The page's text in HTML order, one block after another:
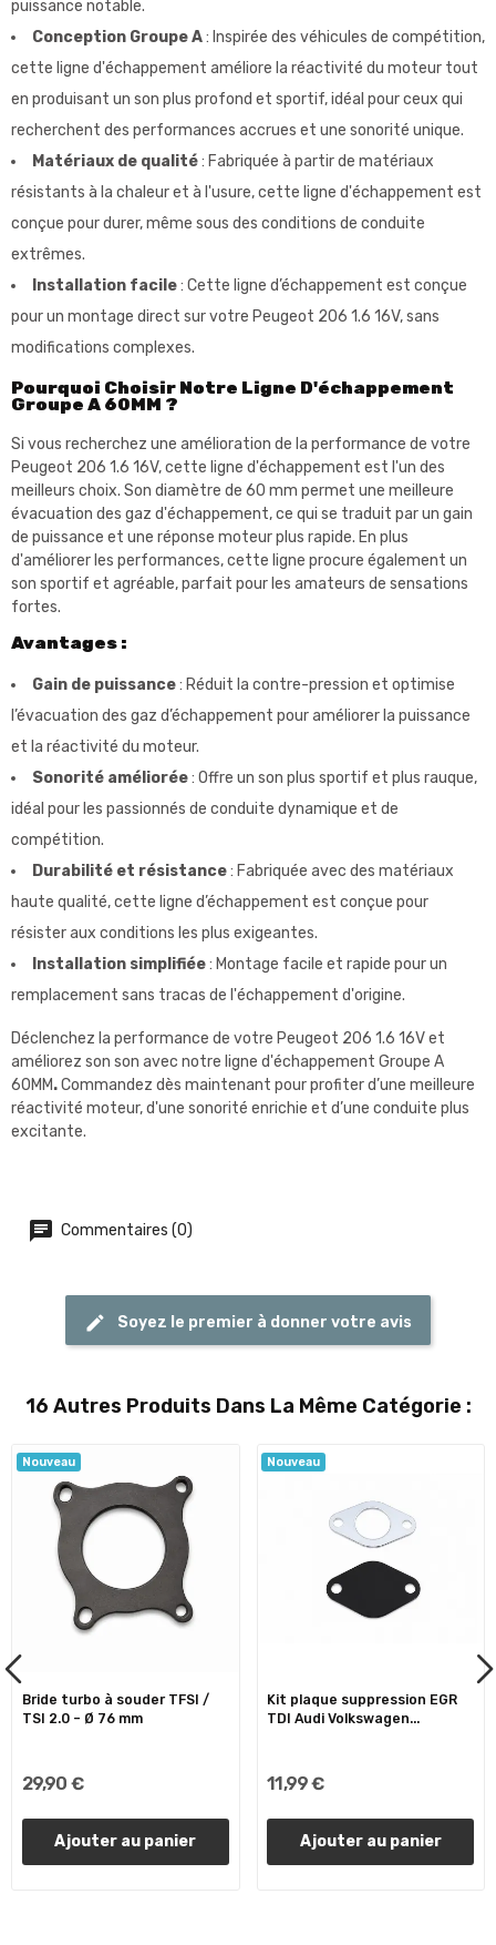
puissance notable.
Conception Groupe A: Inspirée des véhicules de compétition,
cette ligne d'échappement améliore la réactivité du moteur tout
en produisant un son plus profond et sportif, idéal pour ceux qui
recherchent des performances accrues et une sonorité unique.
Matériaux de qualité: Fabriquée à partir de matériaux
résistants à la chaleur et à l'usure, cette ligne d'échappement est
conçue pour durer, même sous des conditions de conduite
extrêmes.
Installation facile: Cette ligne d’échappement est conçue
pour un montage direct sur votre Peugeot 206 1.6 16V, sans
modifications complexes.
Pourquoi Choisir Notre Ligne D'échappement
Groupe A 60MM ?
Si vous recherchez une amélioration de la performance de votre
Peugeot 206 1.6 16V, cette ligne d'échappement est l'un des
meilleurs choix. Son diamètre de 60 mm permet une meilleure
évacuation des gaz d'échappement, ce qui se traduit par un gain
de puissance et une réponse moteur plus rapide. En plus
d'améliorer les performances, cette ligne procure également un
son sportif et agréable, parfait pour les amateurs de sensations
fortes.
Avantages :
Gain de puissance: Réduit la contre-pression et optimise
l’évacuation des gaz d’échappement pour améliorer la puissance
et la réactivité du moteur.
Sonorité améliorée: Offre un son plus sportif et plus rauque,
idéal pour les passionnés de conduite dynamique et de
compétition.
Durabilité et résistance: Fabriquée avec des matériaux
haute qualité, cette ligne d’échappement est conçue pour
résister aux conditions les plus exigeantes.
Installation simplifiée: Montage facile et rapide pour un
remplacement sans tracas de l'échappement d'origine.
Déclenchez la performance de votre Peugeot 206 1.6 16V et
améliorez son son avec notre ligne d'échappement Groupe A
60MM.Commandez dès maintenant pour profiter d’une meilleure
réactivité moteur, d'une sonorité enrichie et d’une conduite plus
excitante.
Commentaires (0)
Soyez le premier à donner votre avis
16 Autres Produits Dans La Même Catégorie :
Nouveau
Bride turbo à souder TFSI /
TSI 2.0 – Ø 76 mm
29,90 €
Ajouter au panier
Nouveau
Kit plaque suppression EGR
TDI Audi Volkswagen...
11,99 €
Ajouter au panier